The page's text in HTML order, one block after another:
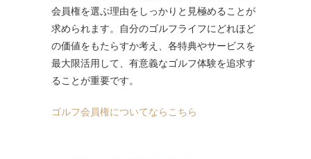
会員権を選ぶ理由をしっかりと見極めることが
求められます。自分のゴルフライフにどれほど
の価値をもたらすか考え、各特典やサービスを
最大限活用して、有意義なゴルフ体験を追求す
ることが重要です。
ゴルフ会員権についてならこちら